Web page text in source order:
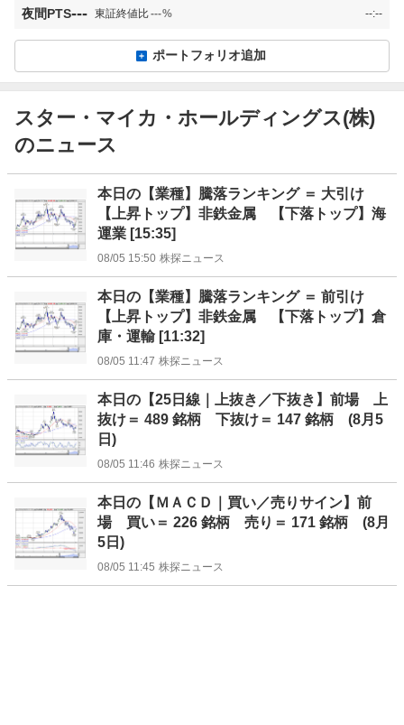
夜間PTS--- 東証終値比---% --:--
ポートフォリオ追加
スター・マイカ・ホールディングス(株)
のニュース
本日の【業種】騰落ランキング ＝ 大引け
【上昇トップ】非鉄金属 【下落トップ】海
運業 [15:35]
08/05 15:50 株探ニュース
本日の【業種】騰落ランキング ＝ 前引け
【上昇トップ】非鉄金属 【下落トップ】倉
庫・運輸 [11:32]
08/05 11:47 株探ニュース
本日の【25日線｜上抜き／下抜き】前場 上
抜け＝ 489 銘柄 下抜け＝ 147 銘柄 (8月5
日)
08/05 11:46 株探ニュース
本日の【ＭＡＣＤ｜買い／売りサイン】前
場 買い＝ 226 銘柄 売り＝ 171 銘柄 (8月
5日)
08/05 11:45 株探ニュース